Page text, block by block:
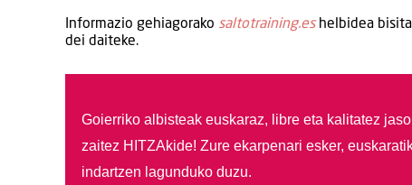
Informazio gehiagorako saltotraining.eshelbidea
dei daiteke.
Goierriko albisteak euskaraz, libre eta kalitatez
zaitez HITZAkide! Zure ekarpenari esker,
indartzen lagunduko duzu.